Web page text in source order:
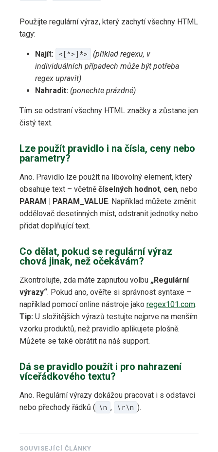
Použijte regulární výraz, který zachytí všechny HTML
tagy:
Najít: <[^>]*>
(příklad regexu, v
individuálních případech může být potřeba
regex upravit)
Nahradit: (ponechte prázdné)
Tím se odstraní všechny HTML značky a zůstane jen
čistý text.
Lze použít pravidlo i na čísla, ceny nebo
parametry?
Ano. Pravidlo lze použít na libovolný element, který
obsahuje text – včetně číselných hodnot, cen, nebo
PARAM | PARAM_VALUE. Například můžete změnit
oddělovač desetinných míst, odstranit jednotky nebo
přidat doplňující text.
Co dělat, pokud se regulární výraz
chová jinak, než očekávám?
Zkontrolujte, zda máte zapnutou volbu „Regulární
výrazy“. Pokud ano, ověřte si správnost syntaxe –
například pomocí online nástroje jako regex101.com.
Tip: U složitějších výrazů testujte nejprve na menším
vzorku produktů, než pravidlo aplikujete plošně.
Můžete se také obrátit na náš support.
Dá se pravidlo použít i pro nahrazení
víceřádkového textu?
Ano. Regulární výrazy dokážou pracovat i s odstavci
nebo přechody řádků ( \n , \r\n ).
SOUVISEJÍCÍ ČLÁNKY